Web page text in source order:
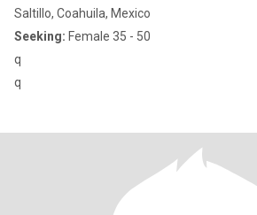
Saltillo, Coahuila, Mexico
Seeking: Female 35 - 50
q
q